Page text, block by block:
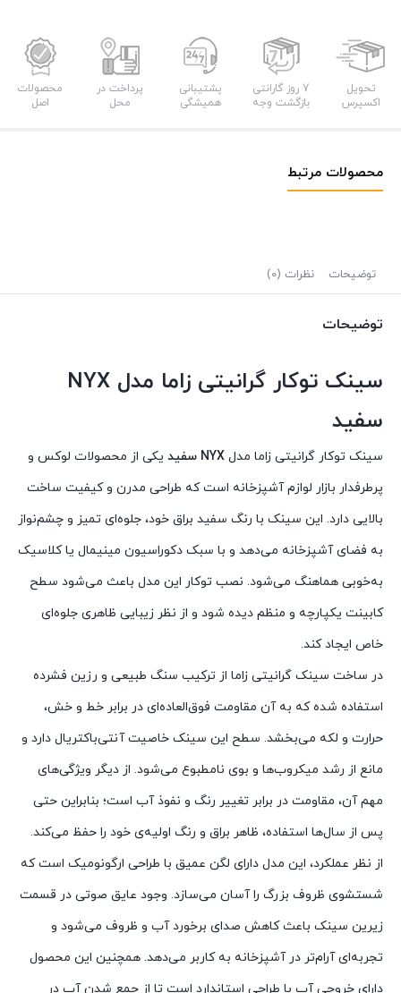
تحویل
اکسپرس
7 روز گارانتی
بازگشت وجه
پشتیبانی
همیشگی
پرداخت در
محل
محصولات
اصل
محصولات مرتبط
توضیحات نظرات (0)
توضیحات
سینک توکار گرانیتی زاما مدل NYX
سفید
سینک توکار گرانیتی زاما مدل NYX سفید
یکی از محصولات لوکس و
پرطرفدار بازار لوازم آشپزخانه است که طراحی مدرن و کیفیت ساخت
بالایی دارد. این سینک با رنگ سفید براق خود، جلوه‌ای تمیز و چشم‌نواز
به فضای آشپزخانه می‌دهد و با سبک دکوراسیون مینیمال یا کلاسیک
به‌خوبی هماهنگ می‌شود. نصب توکار این مدل باعث می‌شود سطح
کابینت یکپارچه و منظم دیده شود و از نظر زیبایی ظاهری جلوه‌ای
خاص ایجاد کند.
در ساخت سینک گرانیتی زاما از ترکیب سنگ طبیعی و رزین فشرده
استفاده شده که به آن مقاومت فوق‌العاده‌ای در برابر خط و خش،
حرارت و لکه می‌بخشد. سطح این سینک خاصیت آنتی‌باکتریال دارد و
مانع از رشد میکروب‌ها و بوی نامطبوع می‌شود. از دیگر ویژگی‌های
مهم آن، مقاومت در برابر تغییر رنگ و نفوذ آب است؛ بنابراین حتی
پس از سال‌ها استفاده، ظاهر براق و رنگ اولیه‌ی خود را حفظ می‌کند.
از نظر عملکرد، این مدل دارای لگن عمیق با طراحی ارگونومیک است که
شستشوی ظروف بزرگ را آسان می‌سازد. وجود عایق صوتی در قسمت
زیرین سینک باعث کاهش صدای برخورد آب و ظروف می‌شود و
تجربه‌ای آرام‌تر در آشپزخانه به کاربر می‌دهد. همچنین این محصول
دارای خروجی آب با طراحی استاندارد است تا از جمع شدن آب در